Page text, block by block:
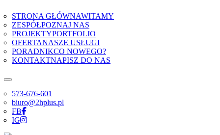
STRONA GŁÓWNAWITAMY
ZESPÓŁPOZNAJ NAS
PROJEKTYPORTFOLIO
OFERTANASZE USŁUGI
PORADNIKCO NOWEGO?
KONTAKTNAPISZ DO NAS
573-676-601
biuro@2hplus.pl
FB
IG